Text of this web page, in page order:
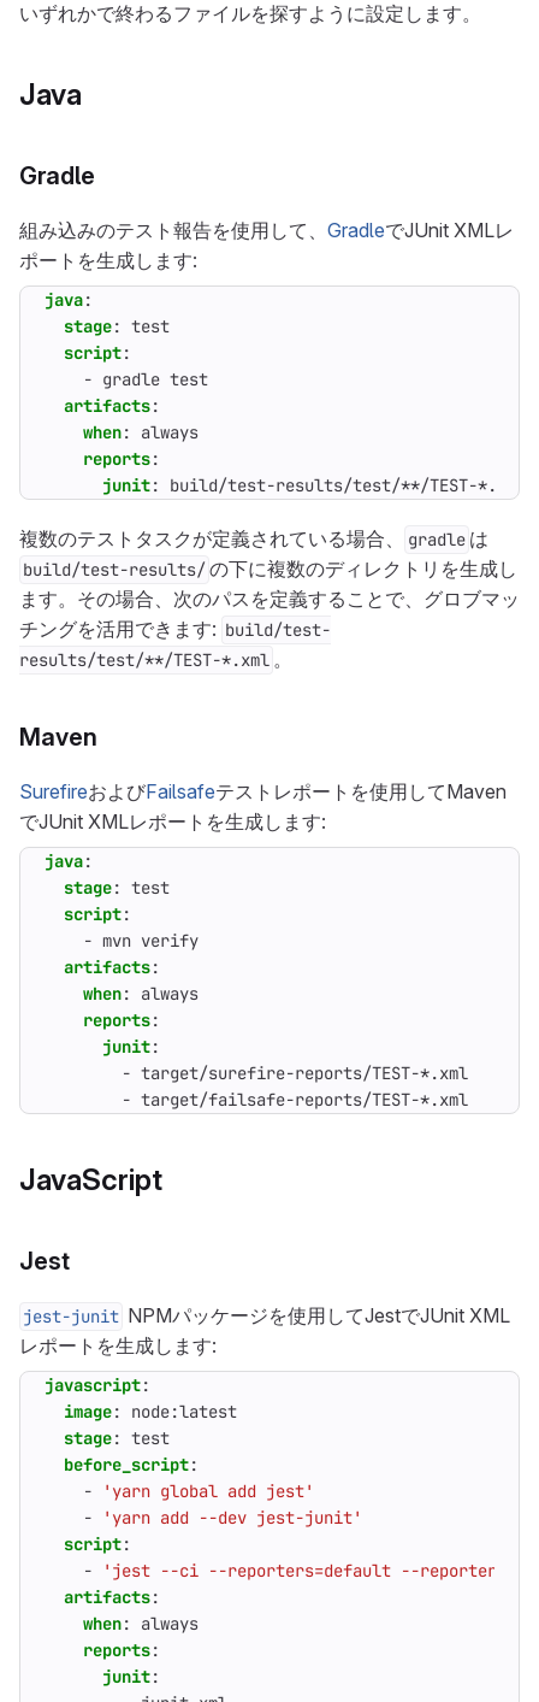
いずれかで終わるファイルを探すように設定します。
Java
Gradle
組み込みのテスト報告を使用して、 GradleでJUnit XMLレ
ポートを生成します:
java:
stage: test
script:
- gradle test
artifacts:
when:
always
reports:
junit: build/test-results/test/**/TEST-*.xml
複数のテストタスクが定義されている場合、 gradle は
build/test-results/の下に複数のディレクトリを生成し
ます。その場合、次のパスを定義することで、グロブマッ
チングを活用できます: build/test-
results/test/**/TEST-*.xml 。
Maven
SurefireおよびFailsafeテストレポートを使用してMaven
でJUnit XMLレポートを生成します:
java:
stage: test
script:
- mvn verify
artifacts:
when:
always
reports:
junit:
- target/surefire-reports/TEST-*.xml
- target/failsafe-reports/TEST-*.xml
JavaScript
Jest
jest-junit NPMパッケージを使用してJestでJUnit XML
レポートを生成します:
javascript:
image:
node:latest
stage: test
before_script:
-
'yarn global add jest'
-
'yarn add --dev jest-junit'
script:
-
'jest --ci --reporters=default --
artifacts:
when:
always
reports:
junit: